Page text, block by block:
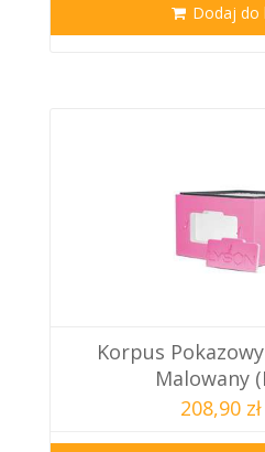
Dodaj do
Korpus
Malowany
208,90 zł